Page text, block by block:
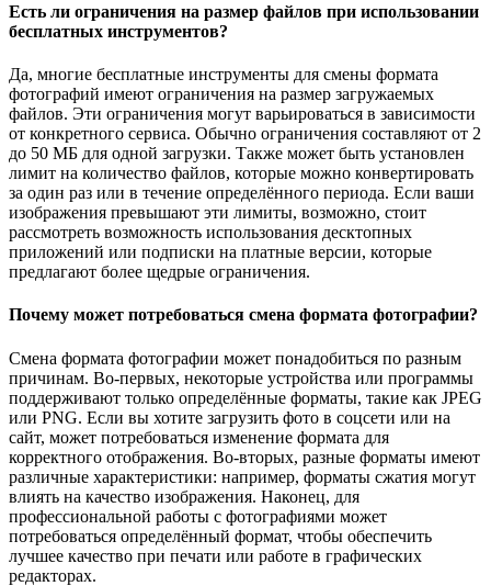
Есть ли ограничения на размер файлов при использовании
бесплатных инструментов?
Да, многие бесплатные инструменты для смены формата
фотографий имеют ограничения на размер загружаемых
файлов. Эти ограничения могут варьироваться в зависимости
от конкретного сервиса. Обычно ограничения составляют от 2
до 50 МБ для одной загрузки. Также может быть установлен
лимит на количество файлов, которые можно конвертировать
за один раз или в течение определённого периода. Если ваши
изображения превышают эти лимиты, возможно, стоит
рассмотреть возможность использования десктопных
приложений или подписки на платные версии, которые
предлагают более щедрые ограничения.
Почему может потребоваться смена формата фотографии?
Смена формата фотографии может понадобиться по разным
причинам. Во-первых, некоторые устройства или программы
поддерживают только определённые форматы, такие как JPEG
или PNG. Если вы хотите загрузить фото в соцсети или на
сайт, может потребоваться изменение формата для
корректного отображения. Во-вторых, разные форматы имеют
различные характеристики: например, форматы сжатия могут
влиять на качество изображения. Наконец, для
профессиональной работы с фотографиями может
потребоваться определённый формат, чтобы обеспечить
лучшее качество при печати или работе в графических
редакторах.